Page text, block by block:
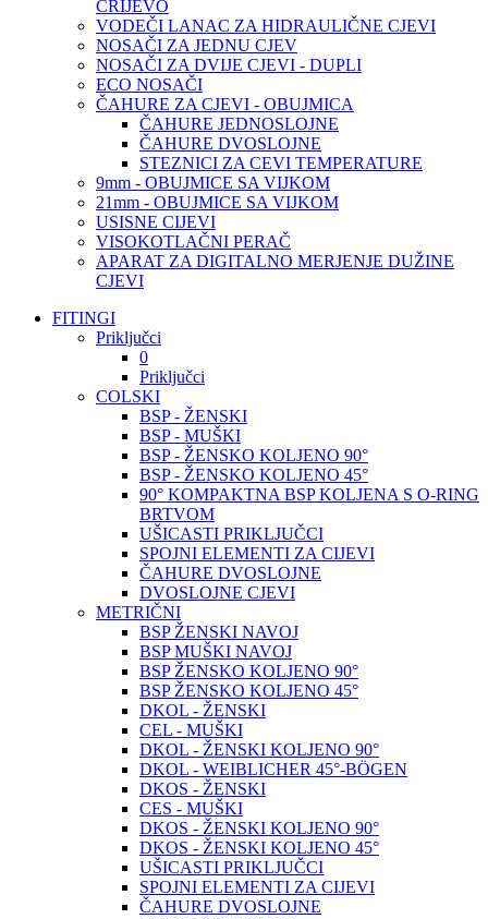
CRIJEVO
VODEČI LANAC ZA HIDRAULIČNE CJEVI
NOSAČI ZA JEDNU CJEV
NOSAČI ZA DVIJE CJEVI - DUPLI
ECO NOSAČI
ČAHURE ZA CJEVI - OBUJMICA
ČAHURE JEDNOSLOJNE
ČAHURE DVOSLOJNE
STEZNICI ZA CEVI TEMPERATURE
9mm - OBUJMICE SA VIJKOM
21mm - OBUJMICE SA VIJKOM
USISNE CIJEVI
VISOKOTLAČNI PERAČ
APARAT ZA DIGITALNO MERJENJE DUŽINE
CJEVI
FITINGI
Priključci
0
Priključci
COLSKI
BSP - ŽENSKI
BSP - MUŠKI
BSP - ŽENSKO KOLJENO 90°
BSP - ŽENSKO KOLJENO 45°
90° KOMPAKTNA BSP KOLJENA S O-RING
BRTVOM
UŠICASTI PRIKLJUČCI
SPOJNI ELEMENTI ZA CIJEVI
ČAHURE DVOSLOJNE
DVOSLOJNE CJEVI
METRIČNI
BSP ŽENSKI NAVOJ
BSP MUŠKI NAVOJ
BSP ŽENSKO KOLJENO 90°
BSP ŽENSKO KOLJENO 45°
DKOL - ŽENSKI
CEL - MUŠKI
DKOL - ŽENSKI KOLJENO 90°
DKOL - WEIBLICHER 45°-BÖGEN
DKOS - ŽENSKI
CES - MUŠKI
DKOS - ŽENSKI KOLJENO 90°
DKOS - ŽENSKI KOLJENO 45°
UŠICASTI PRIKLJUČCI
SPOJNI ELEMENTI ZA CIJEVI
ČAHURE DVOSLOJNE